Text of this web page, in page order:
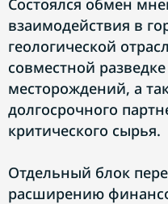
Состоялся обмен
взаимодействия в
геологической
совместной
месторождений, а
долгосрочного
критического сырья.
Отдельный блок
расширению